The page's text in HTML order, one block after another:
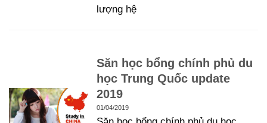
lượng hệ
Săn học bổng chính phủ du
học Trung Quốc update
2019
01/04/2019